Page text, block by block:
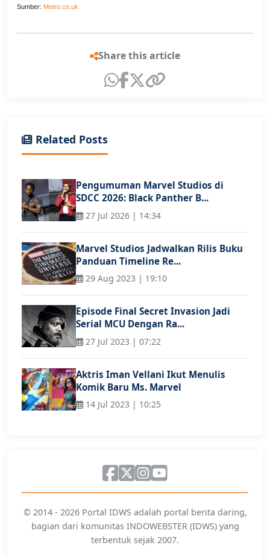
Sumber: Metro.co.uk
Share this article
Related Posts
Pengumuman Marvel Studios di
SDCC 2026: Black Panther B...
27 Jul 2026 | 14:34
Marvel Studios Jadwalkan Rilis Buku
Panduan Timeline Re...
29 Aug 2023 | 19:10
Episode Final Secret Invasion Jadi
Serial MCU Dengan Ra...
27 Jul 2023 | 07:22
Aktris Iman Vellani Ikut Menulis
Komik Baru Ms. Marvel
14 Jul 2023 | 10:25
© 2014 - 2026 Portal IDWS adalah portal berita daring,
bagian dari komunitas INDOWEBSTER (IDWS) yang
terbentuk sejak 2007.